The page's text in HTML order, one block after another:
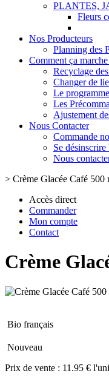
PLANTES,
Fleurs
Nos Producteurs
Planning des
Comment ça
Recyclage
Changer de
Le
Les
Ajustement
Nous Contacter
Commande
Se désinscrire
Nous
> Crème Glacée Café 500
Accès direct
Commander
Mon compte
Contact
Crème
Bio français
Nouveau
Prix de vente : 11.95 €